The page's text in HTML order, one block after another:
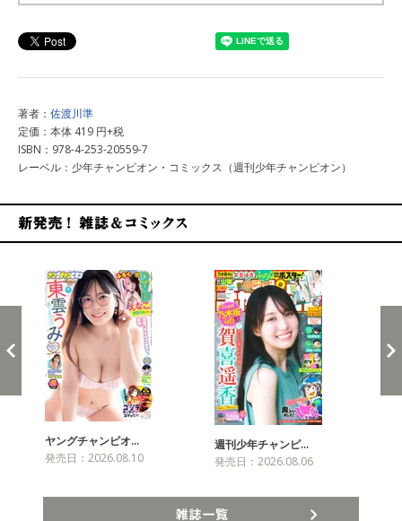
著者： 佐渡川準
定価：本体 419 円+税
ISBN：978-4-253-20559-7
レーベル：少年チャンピオン・コミックス（週刊少年チャンピオン）
ヤングチャンピオ…
発売日：2026.08.10
週刊少年チャンピ…
発売日：2026.08.06